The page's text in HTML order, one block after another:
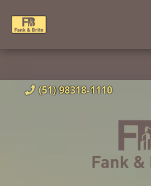
(51) 98318-1110